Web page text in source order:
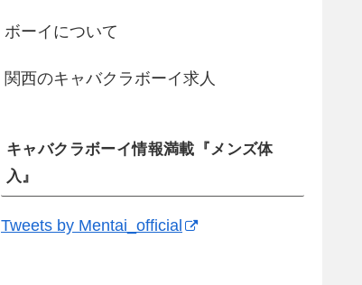
ボーイについて
関西のキャバクラボーイ求人
キャバクラボーイ情報満載『メンズ体
入』
Tweets by Mentai_official